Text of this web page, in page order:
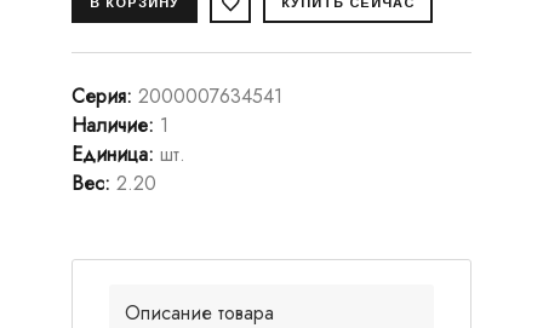
Серия: 2000007634541
Наличие: 1
Единица: шт.
Вес: 2.20
Описание товара